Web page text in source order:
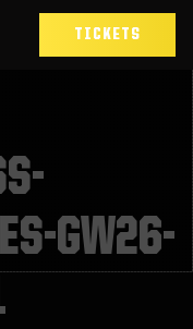
TICKETS
GW26-